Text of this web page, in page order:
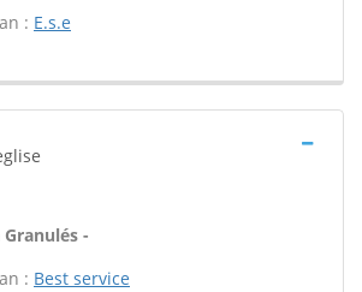
: E.s.e
Granulés -
: Best service